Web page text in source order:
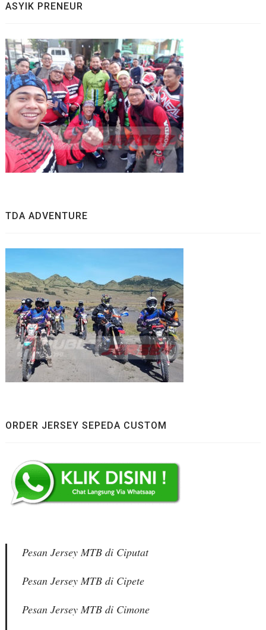
ASYIK PRENEUR
TDA ADVENTURE
ORDER JERSEY SEPEDA CUSTOM
Pesan Jersey MTB di Ciputat
Pesan Jersey MTB di Cipete
Pesan Jersey MTB di Cimone